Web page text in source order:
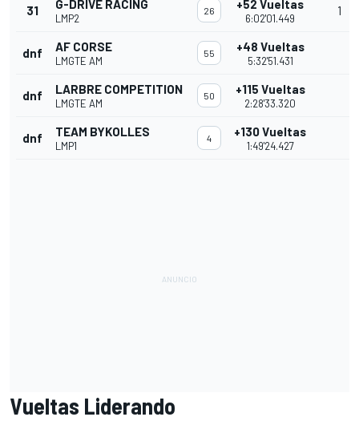
31 G-DRIVE RACING
LMP2
26 +52 Vueltas
6:02'01.449
1
dnf AF CORSE
LMGTE AM
55 +48 Vueltas
5:32'51.431
dnf LARBRE COMPETITION
LMGTE AM
50 +115 Vueltas
2:28'33.320
dnf TEAM BYKOLLES
LMP1
4 +130 Vueltas
1:49'24.427
Vueltas Liderando